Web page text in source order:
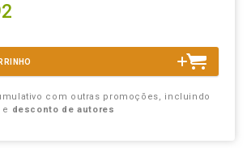
com outras promoções, incluindo
e desconto de autores